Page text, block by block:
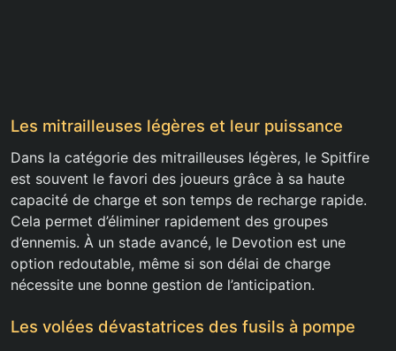
Les mitrailleuses légères et leur puissance
Dans la catégorie des mitrailleuses légères, le Spitfire
est souvent le favori des joueurs grâce à sa haute
capacité de charge et son temps de recharge rapide.
Cela permet d’éliminer rapidement des groupes
d’ennemis. À un stade avancé, le Devotion est une
option redoutable, même si son délai de charge
nécessite une bonne gestion de l’anticipation.
Les volées dévastatrices des fusils à pompe